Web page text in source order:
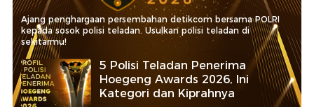
Ajang penghargaan persembahan detikcom bersama POLRI
kepada sosok polisi teladan. Usulkan polisi teladan di
sekitarmu!
5 Polisi Teladan Penerima
Hoegeng Awards 2026, Ini
Kategori dan Kiprahnya